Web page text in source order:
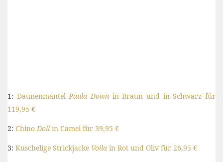
1: DaunenmantelPaula Down in Braun und in Schwarz für
119,95 €
2: ChinoDoll in Camel für 39,95 €
3: Kuschelige Strickjacke Voila in Rot und Oliv für 26,95 €